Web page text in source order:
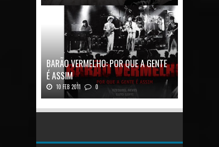
Quadrinhos alemães contam a história de um
BARÃO VERMELHO: POR QUE A GENTE
É ASSIM
10 FEB 2011 0
Barão Vermelho: Por que a Gente é